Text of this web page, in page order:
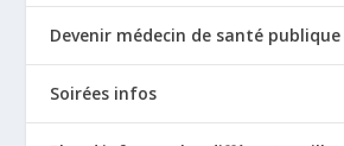
Devenir médecin de santé publique
Soirées infos